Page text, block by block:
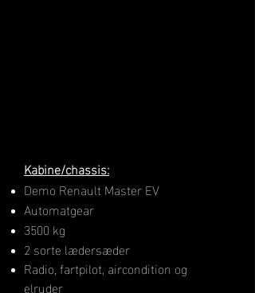
Kabine/chassis:
Demo Renault Master EV
Automatgear
3500 kg
2 sorte lædersæder
Radio, fartpilot, aircondition og
elruder